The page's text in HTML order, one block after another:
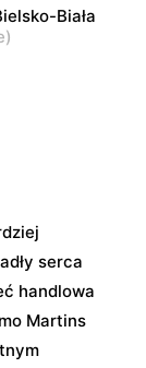
Targowa 24
Biała
)
serca
handlowa
Martins